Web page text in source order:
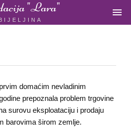
"Lara" 
domaćim nevladinim
prepoznala problem trgovine
surovu eksploataciju i prodaju
barovima širom zemlje.